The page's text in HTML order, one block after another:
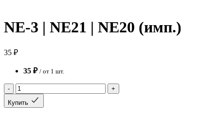
NE-3 | NE21 | NE20 (имп.)
35 ₽
35 ₽ / от 1 шт.
-
+
Купить